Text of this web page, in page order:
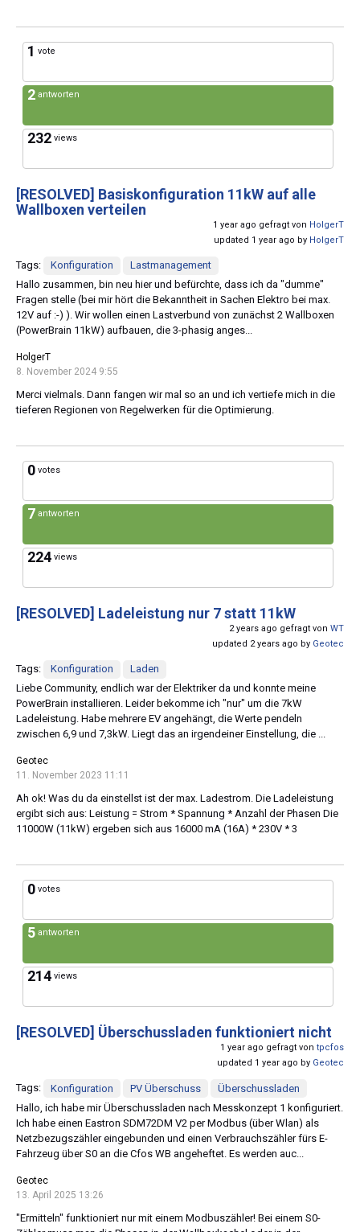
1 vote
2 antworten
232 views
[RESOLVED] Basiskonfiguration 11kW auf alle
Wallboxen verteilen
1 year ago gefragt von HolgerT
updated 1 year ago by HolgerT
Tags: Konfiguration
Lastmanagement
Hallo zusammen, bin neu hier und befürchte, dass ich da "dumme"
Fragen stelle (bei mir hört die Bekanntheit in Sachen Elektro bei max.
12V auf :-) ). Wir wollen einen Lastverbund von zunächst 2 Wallboxen
(PowerBrain 11kW) aufbauen, die 3-phasig anges...
HolgerT
8. November 2024 9:55
Merci vielmals. Dann fangen wir mal so an und ich vertiefe mich in die
tieferen Regionen von Regelwerken für die Optimierung.
0 votes
7 antworten
224 views
[RESOLVED] Ladeleistung nur 7 statt 11kW
2 years ago gefragt von WT
updated 2 years ago by Geotec
Tags: Konfiguration
Laden
Liebe Community, endlich war der Elektriker da und konnte meine
PowerBrain installieren. Leider bekomme ich "nur" um die 7kW
Ladeleistung. Habe mehrere EV angehängt, die Werte pendeln
zwischen 6,9 und 7,3kW. Liegt das an irgendeiner Einstellung, die ...
Geotec
11. November 2023 11:11
Ah ok! Was du da einstellst ist der max. Ladestrom. Die Ladeleistung
ergibt sich aus: Leistung = Strom * Spannung * Anzahl der Phasen Die
11000W (11kW) ergeben sich aus 16000 mA (16A) * 230V * 3
0 votes
5 antworten
214 views
[RESOLVED] Überschussladen funktioniert nicht
1 year ago gefragt von tpcfos
updated 1 year ago by Geotec
Tags: Konfiguration PV Überschuss
Überschussladen
Hallo, ich habe mir Überschussladen nach Messkonzept 1 konfiguriert.
Ich habe einen Eastron SDM72DM V2 per Modbus (über Wlan) als
Netzbezugszähler eingebunden und einen Verbrauchszähler fürs E-
Fahrzeug über S0 an die Cfos WB angeheftet. Es werden auc...
Geotec
13. April 2025 13:26
"Ermitteln" funktioniert nur mit einem Modbuszähler! Bei einem S0-